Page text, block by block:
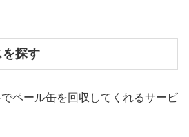
探す
ペール缶を回収してくれるサービ